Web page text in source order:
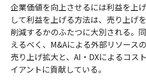
企業価値を向上させるには利益を上
して利益を上げる方法は、売り上げ
削減するかのふたつに大別される。
えるべく、M&Aによる外部リソース
売り上げ拡大と、AI・DXによるコス
イアントに貢献している。